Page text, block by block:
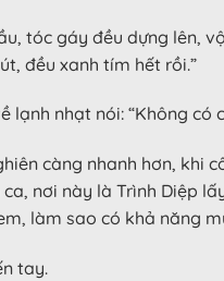
tóc gáy đều dựng lên,
đều xanh tím hết rồi.”
nhạt nói: “Không có
càng nhanh hơn,
nơi này là Trình Diệp
làm sao có khả năng
tay.